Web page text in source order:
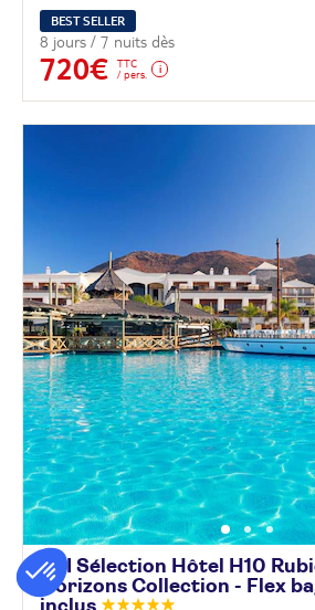
BEST SELLER
8 jours / 7 nuits dès
720€
TTC
/ pers.
TUI Sélection Hôtel H10
Horizons Collection - Flex